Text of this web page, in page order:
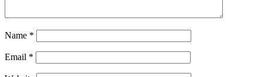
Name *
Email *